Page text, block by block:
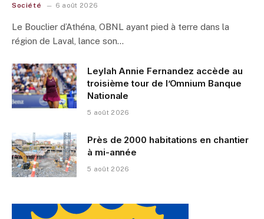
Société 6 août 2026
Le Bouclier d’Athéna, OBNL ayant pied à terre dans la
région de Laval, lance son…
Leylah Annie Fernandez accède au
troisième tour de l’Omnium Banque
Nationale
5 août 2026
Près de 2000 habitations en chantier
à mi-année
5 août 2026